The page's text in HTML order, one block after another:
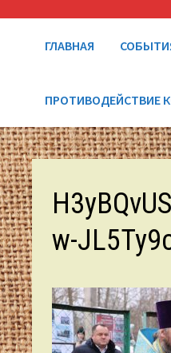
ГЛАВНАЯ
ПРОТИВОДЕЙСТВИЕ
w-